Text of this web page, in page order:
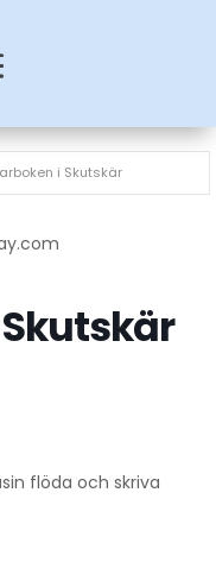
i Skutskär
flöda och skriva